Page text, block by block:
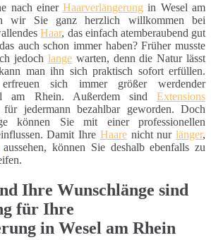
nach einerHaarverlängerung in Wesel am
wir Sie ganz herzlich willkommen bei
Haar, das einfach atemberaubend gut
auch schon immer haben? Früher musste
jedoch lange warten, denn die Natur lässt
man ihn sich praktisch sofort erfüllen.
sich immer größer werdender
am Rhein. Außerdem sind Extensions
jedermann bezahlbar geworden. Doch
können Sie mit einer professionellen
Damit Ihre Haarenicht nurlänger,
können Sie deshalb ebenfalls zu
Ihre Wunschlänge sind
für Ihre
in Wesel am Rhein